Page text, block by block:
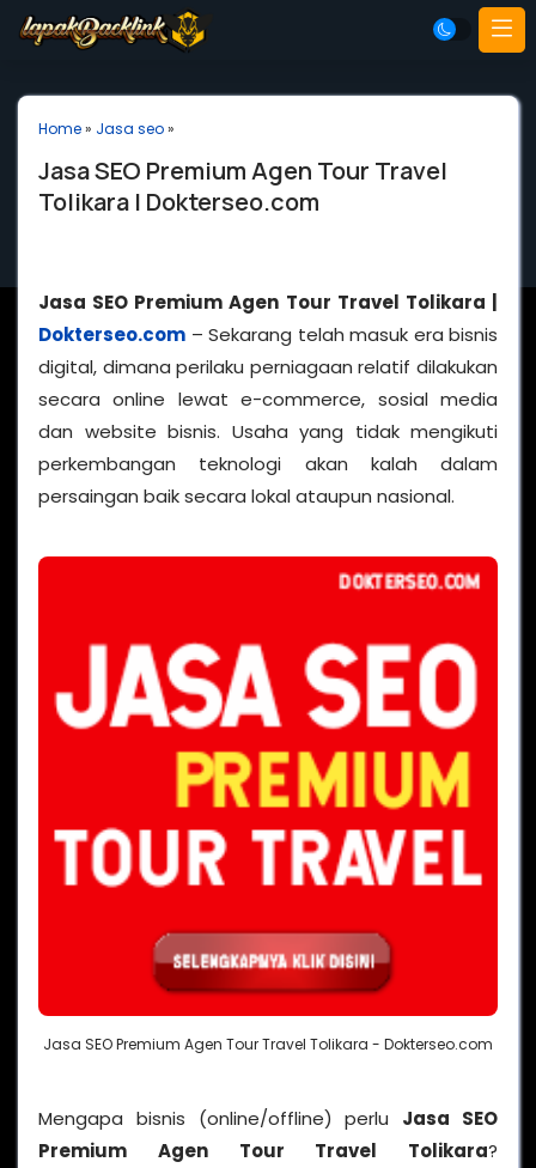
Home» Jasa seo»
Jasa SEO Premium Agen Tour Travel
Tolikara | Dokterseo.com
Jasa SEO Premium Agen Tour Travel Tolikara |
Dokterseo.com – Sekarang telah masuk era bisnis
digital, dimana perilaku perniagaan relatif dilakukan
secara online lewat e-commerce, sosial media
dan website bisnis. Usaha yang tidak mengikuti
perkembangan teknologi akan kalah dalam
persaingan baik secara lokal ataupun nasional.
Jasa SEO Premium Agen Tour Travel Tolikara - Dokterseo.com
Mengapa bisnis (online/offline) perlu Jasa SEO
Premium Agen Tour Travel Tolikara?